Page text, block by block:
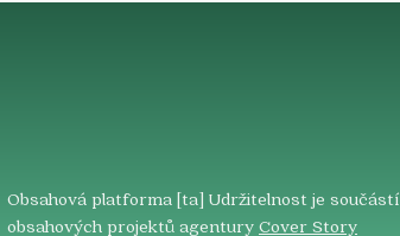
Obsahová platforma [ta] Udržitelnost je součástí
obsahových projektů agentury Cover Story